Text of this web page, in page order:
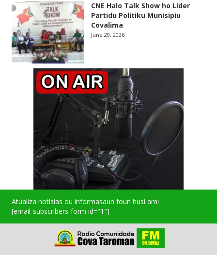
CNE Halo Talk Show ho Lider
Partidu Politiku Munisipiu
Covalima
June 29, 2026
Atualiza notisias ou informasaun foun husi ami
[email-subscribers-form id="1"]